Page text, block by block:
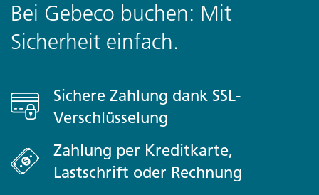
Bei Gebeco buchen: Mit
Sicherheit einfach.
Sichere Zahlung dank SSL-
Verschlüsselung
Zahlung per Kreditkarte,
Lastschrift oder Rechnung